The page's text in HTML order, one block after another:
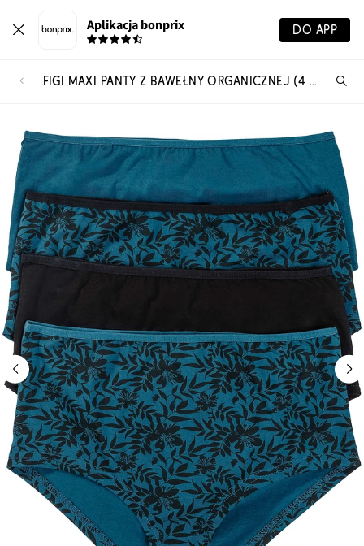
Aplikacja bonprix DO APP
FIGI MAXI PANTY Z BAWEŁNY ORGANICZNEJ (4 PARY)